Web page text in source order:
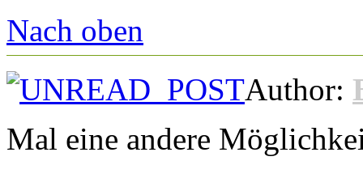
Nach oben
Author:
Mal eine andere